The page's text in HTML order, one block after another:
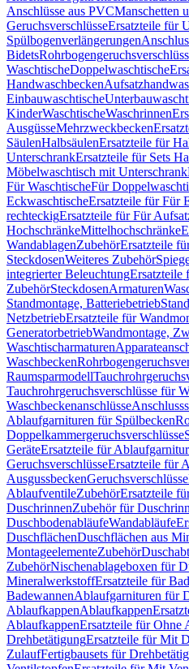
Anschlüsse aus PVCManschetten
GeruchsverschlüsseErsatzteile für
Spülbogenverlängerungen
Bidets
WaschtischeDoppelwaschtische
Handwaschbecken
Einbauwaschtische
KinderWaschtischeWaschrinnen
AusgüsseMehrzweckbecken
SäulenHalbsäulenErsatzteile für
UnterschrankErsatzteile für Sets
Möbelwaschtisch mit Unterschrank
Für WaschtischeFür
EckwaschtischeErsatzteile für Für
rechteckigErsatzteile für Für
HochschränkeMittelhochschränke
WandablagenZubehörErsatzteile
SteckdosenWeiteres Zubehör
integrierter BeleuchtungErsatzteile
ZubehörSteckdosenArmaturen
Standmontage, Batteriebetrieb
NetzbetriebErsatzteile für
GeneratorbetriebWandmontage,
Waschtischarmaturen
Waschbecken
Raumsparmodell
Tauchrohrgeruchsverschlüsse für
Waschbeckenanschlüsse
Ablaufgarnituren für Spülbecken
Doppelkammergeruchsverschlüsse
GeräteErsatzteile für
GeruchsverschlüsseErsatzteile für
AusgussbeckenGeruchsverschlüsse
AblaufventileZubehörErsatzteile
DuschrinnenZubehör für
DuschbodenabläufeWandabläufe
DuschflächenDuschflächen aus
MontageelementeZubehör
ZubehörNischenablageboxen für
MineralwerkstoffErsatzteile für
BadewannenAblaufgarnituren für
AblaufkappenAblaufkappen
AblaufkappenErsatzteile für Ohne
DrehbetätigungErsatzteile für Mit
ZulaufFertigbausets für